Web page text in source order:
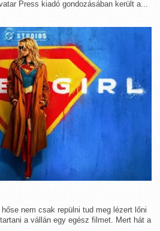
Press kiadó gondozásában került a...
nem csak repülni tud meg lézert lőni
a vállán egy egész filmet. Mert hát a